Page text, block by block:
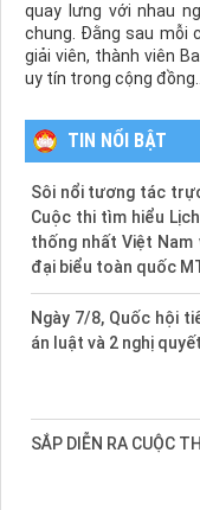
quay lưng với nhau
chung. Đằng sau mỗi
giải viên, thành viên
uy tín trong cộng đồng...
TIN NỔI BẬT
Sôi nổi tương tác
Cuộc thi tìm hiểu
thống nhất Việt Nam
đại biểu toàn quốc
Ngày 7/8, Quốc hội
án luật và 2 nghị
SẮP DIỄN RA CUỘC THI